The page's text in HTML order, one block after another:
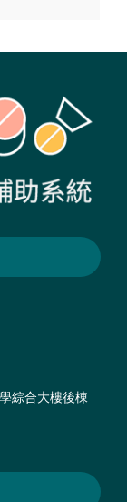
綜合大樓後棟